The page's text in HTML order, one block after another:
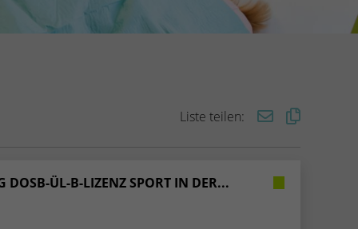
Liste teilen:
DOSB-ÜL-B-LIZENZ SPORT IN DER...